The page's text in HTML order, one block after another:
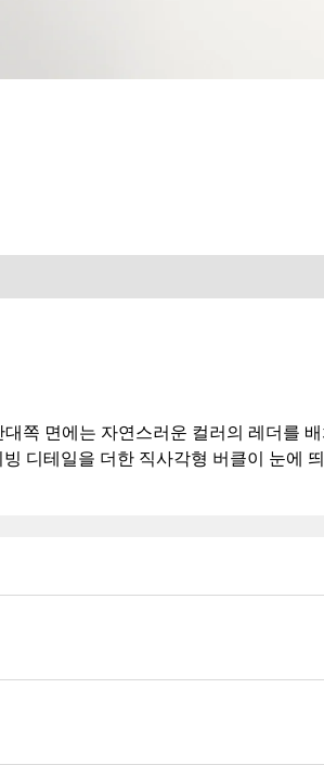
쪽 면에는 자연스러운 컬러의 레더를
디테일을 더한 직사각형 버클이 눈에